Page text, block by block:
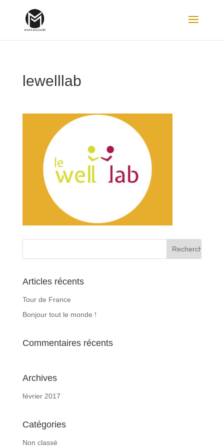
lewelllab
Articles récents
Tour de France
Bonjour tout le monde !
Commentaires récents
Archives
février 2017
Catégories
Non classé